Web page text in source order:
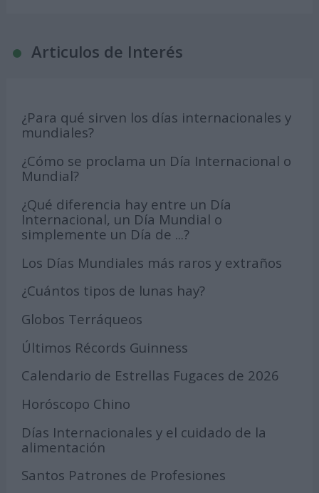
Articulos de Interés
¿Para qué sirven los días internacionales y
mundiales?
¿Cómo se proclama un Día Internacional o
Mundial?
¿Qué diferencia hay entre un Día
Internacional, un Día Mundial o
simplemente un Día de ...?
Los Días Mundiales más raros y extraños
¿Cuántos tipos de lunas hay?
Globos Terráqueos
Últimos Récords Guinness
Calendario de Estrellas Fugaces de 2026
Horóscopo Chino
Días Internacionales y el cuidado de la
alimentación
Santos Patrones de Profesiones